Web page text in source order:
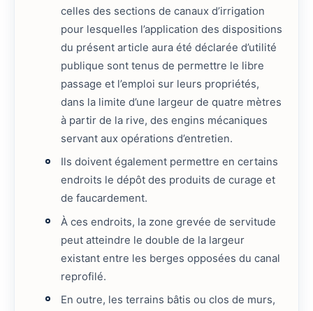
celles des sections de canaux d’irrigation
pour lesquelles l’application des dispositions
du présent article aura été déclarée d’utilité
publique sont tenus de permettre le libre
passage et l’emploi sur leurs propriétés,
dans la limite d’une largeur de quatre mètres
à partir de la rive, des engins mécaniques
servant aux opérations d’entretien.
Ils doivent également permettre en certains
endroits le dépôt des produits de curage et
de faucardement.
À ces endroits, la zone grevée de servitude
peut atteindre le double de la largeur
existant entre les berges opposées du canal
reprofilé.
En outre, les terrains bâtis ou clos de murs,